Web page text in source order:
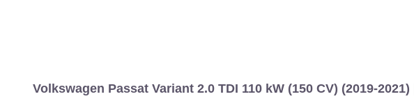
Volkswagen Passat Variant 2.0 TDI 110 kW (150 CV) (2019-2021) |